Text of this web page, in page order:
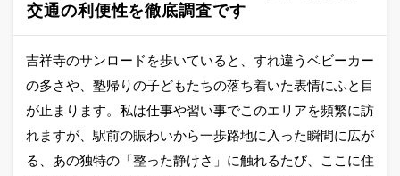
交通の利便性を徹底調査です
吉祥寺のサンロードを歩いていると、すれ違うベビーカー
の多さや、塾帰りの子どもたちの落ち着いた表情にふと目
が止まります。私は仕事や習い事でこのエリアを頻繁に訪
れますが、駅前の賑わいから一歩路地に入った瞬間に広が
る、あの独特の「整った静けさ」に触れるたび、ここに住